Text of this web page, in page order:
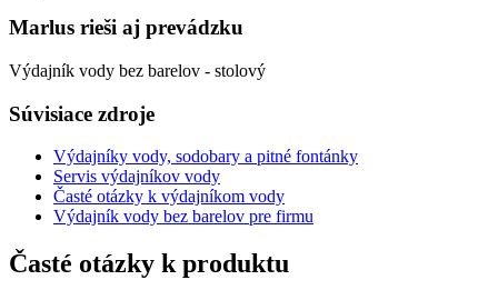
Marlus rieši aj prevádzku
Výdajník vody bez barelov - stolový
Súvisiace zdroje
Výdajníky vody, sodobary a pitné fontánky
Servis výdajníkov vody
Časté otázky k výdajníkom vody
Výdajník vody bez barelov pre firmu
Časté otázky k produktu